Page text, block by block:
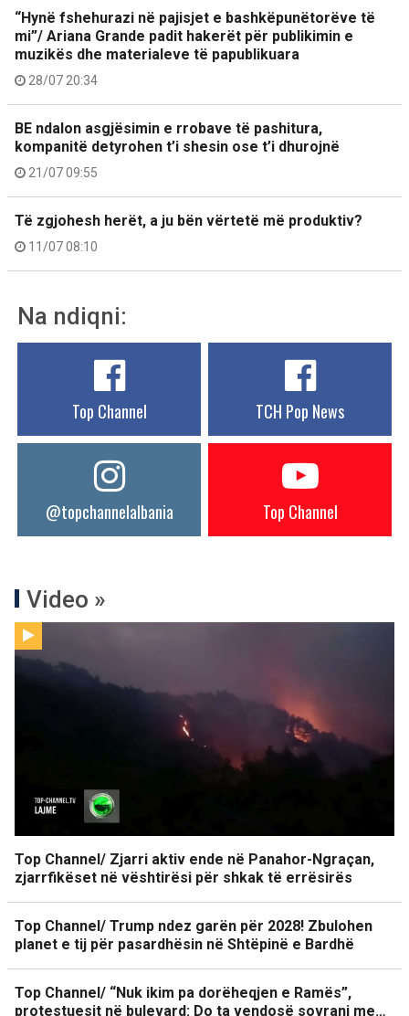
“Hynë fshehurazi në pajisjet e bashkëpunëtorëve të
mi”/ Ariana Grande padit hakerët për publikimin e
muzikës dhe materialeve të papublikuara
28/07 20:34
BE ndalon asgjësimin e rrobave të pashitura,
kompanitë detyrohen t’i shesin ose t’i dhurojnë
21/07 09:55
Të zgjohesh herët, a ju bën vërtetë më produktiv?
11/07 08:10
Na ndiqni:
Top Channel TCH Pop News
@topchannelalbania Top Channel
Video »
Top Channel/ Zjarri aktiv ende në Panahor-Ngraçan,
zjarrfikëset në vështirësi për shkak të errësirës
Top Channel/ Trump ndez garën për 2028! Zbulohen
planet e tij për pasardhësin në Shtëpinë e Bardhë
Top Channel/ “Nuk ikim pa dorëheqjen e Ramës”,
protestuesit në bulevard: Do ta vendosë sovrani me…